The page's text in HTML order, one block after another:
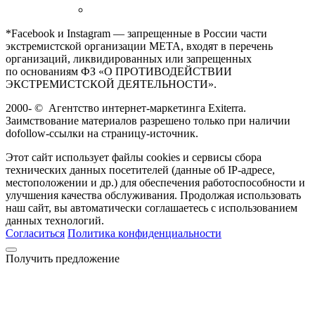
*Facebook и Instagram — запрещенные в России части
экстремистской организации META, входят в перечень
организаций, ликвидированных или запрещенных
по основаниям ФЗ «О ПРОТИВОДЕЙСТВИИ
ЭКСТРЕМИСТСКОЙ ДЕЯТЕЛЬНОСТИ».
2000- © Агентство интернет-маркетинга Exiterra.
Заимствование материалов разрешено только при наличии
dofollow-ссылки на страницу-источник.
Этот сайт использует файлы cookies и сервисы сбора
технических данных посетителей (данные об IP-адресе,
местоположении и др.) для обеспечения работоспособности и
улучшения качества обслуживания. Продолжая использовать
наш сайт, вы автоматически соглашаетесь с использованием
данных технологий.
Согласиться Политика конфиденциальности
Получить предложение